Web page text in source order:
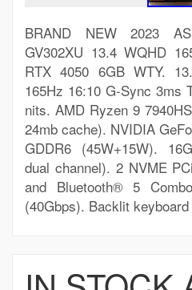
BRAND NEW 2023
GV302XU 13.4 WQHD
RTX 4050 6GB WTY.
165Hz 16:10 G-Sync 3ms
nits. AMD Ryzen 9
24mb cache). NVIDIA
GDDR6 (45W+15W).
dual channel). 2 NVME
and Bluetooth® 5
(40Gbps). Backlit